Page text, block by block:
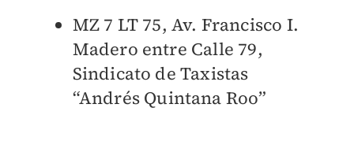
MZ 7 LT 75, Av. Francisco I.
Madero entre Calle 79,
Sindicato de Taxistas
“Andrés Quintana Roo”